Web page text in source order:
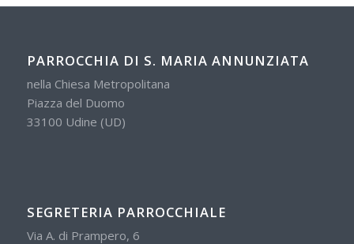
PARROCCHIA DI S. MARIA ANNUNZIATA
nella Chiesa Metropolitana
Piazza del Duomo
33100 Udine (UD)
SEGRETERIA PARROCCHIALE
Via A. di Prampero, 6